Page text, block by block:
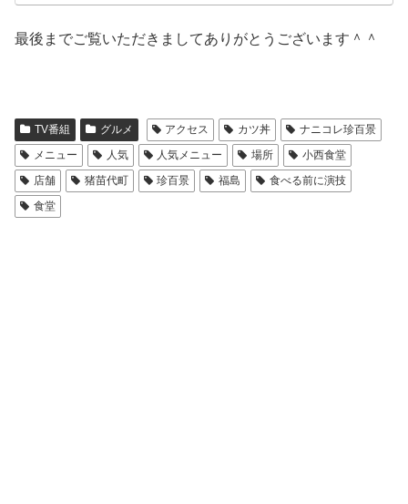
最後までご覧いただきましてありがとうございます＾＾
TV番組 グルメ アクセス カツ丼
ナニコレ珍百景
メニュー
人気 人気メニュー 場所
小西食堂
店舗
猪苗代町 珍百景 福島
食べる前に演技
食堂